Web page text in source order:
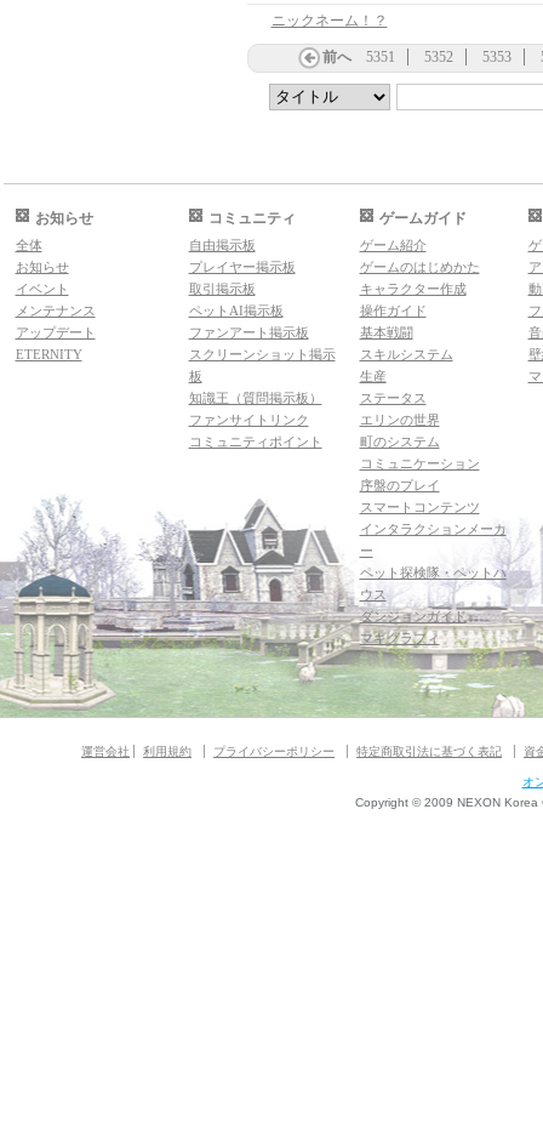
ニックネーム！？
前へ 5351 5352 5353
お知らせ
全体
お知らせ
イベント
メンテナンス
アップデート
ETERNITY
コミュニティ
自由掲示板
プレイヤー掲示板
取引掲示板
ペットAI掲示板
ファンアート掲示板
スクリーンショット掲示
板
知識王（質問掲示板）
ファンサイトリンク
コミュニティポイント
ゲームガイド
ゲーム紹介
ゲームのはじめかた
キャラクター作成
操作ガイド
基本戦闘
スキルシステム
生産
ステータス
エリンの世界
町のシステム
コミュニケーション
序盤のプレイ
スマートコンテンツ
インタラクションメーカ
ー
ペット探検隊・ペットハ
ウス
ダンジョンガイド
マギグラフィ
運営会社 利用規約 プライバシーポリシー 特定商取引法に基づく表記 資
オ
Copyright © 2009 NEXON Korea